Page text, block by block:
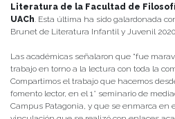
Literatura de la Facultad de
UACh . Esta última ha sido galardonada
Brunet de Literatura Infantil y Juvenil 2020.
Las académicas señalaron que “fue
trabajo en torno a la lectura con toda la
Compartimos el trabajo que hacemos
fomento lector, en el 1° seminario de
Campus Patagonia, y que se enmarca en